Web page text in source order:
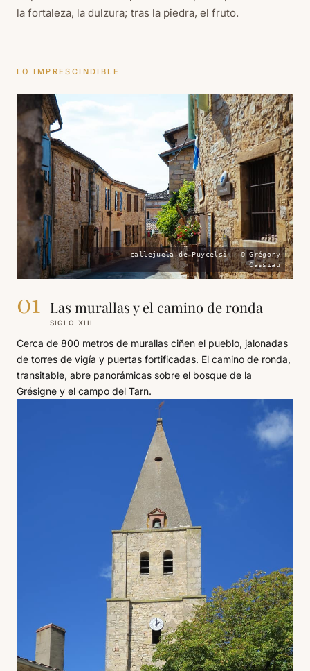
la fortaleza, la dulzura; tras la piedra, el fruto.
LO IMPRESCINDIBLE
callejuela de Puycelsi — © Grégory
Cassiau
01
SIGLO XIII
Las murallas y el camino de ronda
Cerca de 800 metros de murallas ciñen el pueblo, jalonadas
de torres de vigía y puertas fortificadas. El camino de ronda,
transitable, abre panorámicas sobre el bosque de la
Grésigne y el campo del Tarn.